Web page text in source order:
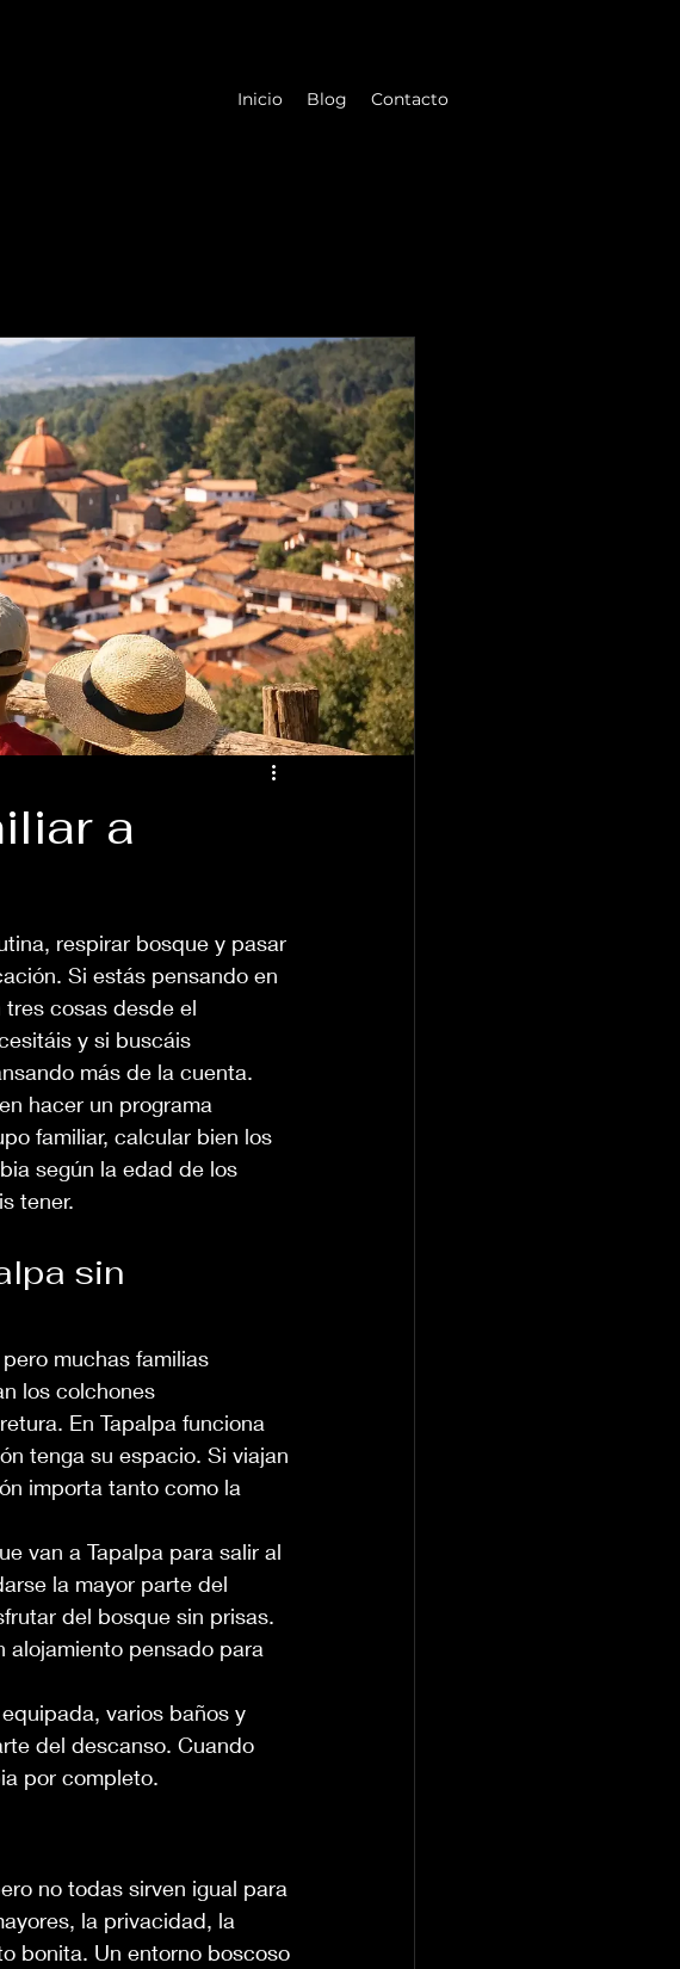
Inicio Blog Contacto
a
respirar bosque y pasar
Si estás pensando en
cosas desde el
y si buscáis
más de la cuenta.
hacer un programa
familiar, calcular bien los
según la edad de los
tener.
sin
muchas familias
los colchones
En Tapalpa funciona
tenga su espacio. Si viajan
importa tanto como la
van a Tapalpa para salir al
la mayor parte del
del bosque sin prisas.
alojamiento pensado para
varios baños y
del descanso. Cuando
por completo.
no todas sirven igual para
la privacidad, la
bonita. Un entorno boscoso